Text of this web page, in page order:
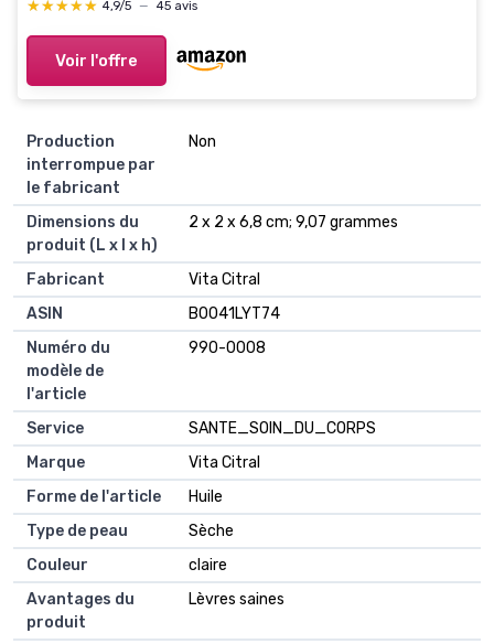
★★★★★
★★★★★ 4,9/5 — 45 avis
Voir l'offre
Production
interrompue par
le fabricant
Non
Dimensions du
produit (L x l x h)
2 x 2 x 6,8 cm; 9,07 grammes
Fabricant
Vita Citral
ASIN
B0041LYT74
Numéro du
modèle de
l'article
990-0008
Service
SANTE_SOIN_DU_CORPS
Marque
Vita Citral
Forme de l'article
Huile
Type de peau
Sèche
Couleur
claire
Avantages du
produit
Lèvres saines